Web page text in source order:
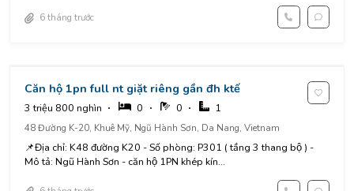
6 tháng trước
Căn hộ 1pn full nt giặt riêng gần đh ktế
3 triệu 800 nghìn 0 0 1
48 Đường K-20, Khuê Mỹ, Ngũ Hành Sơn, Da Nang, Vietnam
📌Địa chỉ: K48 đường K20 - Số phòng: P301 ( tầng 3 thang bộ ) -
Mô tả: Ngũ Hành Sơn - căn hộ 1PN khép kín...